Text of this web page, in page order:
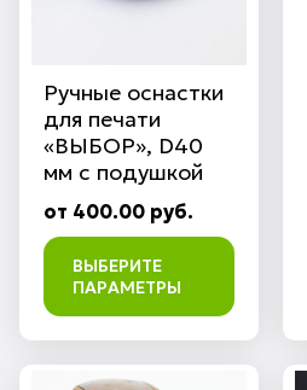
Ручные оснастки
для печати
«ВЫБОР», D40
мм с подушкой
от 400.00 руб.
ВЫБЕРИТЕ
ПАРАМЕТРЫ